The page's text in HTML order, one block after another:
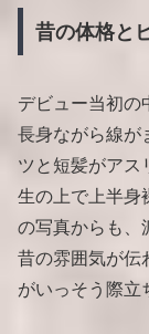
昔の体格と
デビュー当初の
長身ながら線が
ツと短髪がアス
生の上で上半身
の写真からも、
昔の雰囲気が伝
がいっそう際立